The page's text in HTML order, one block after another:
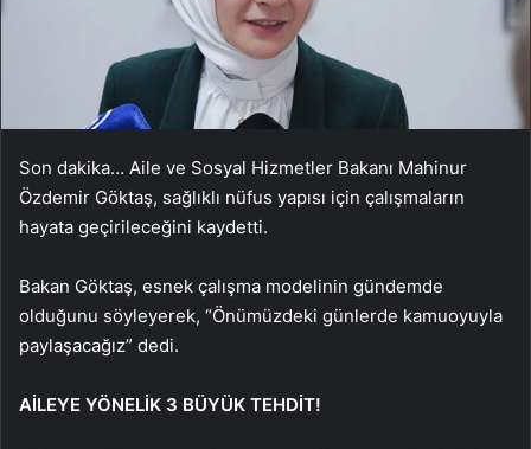
Son dakika… Aile ve Sosyal Hizmetler Bakanı Mahinur
Özdemir Göktaş, sağlıklı nüfus yapısı için çalışmaların
hayata geçirileceğini kaydetti.
Bakan Göktaş, esnek çalışma modelinin gündemde
olduğunu söyleyerek, “Önümüzdeki günlerde kamuoyuyla
paylaşacağız” dedi.
AİLEYE YÖNELİK 3 BÜYÜK TEHDİT!